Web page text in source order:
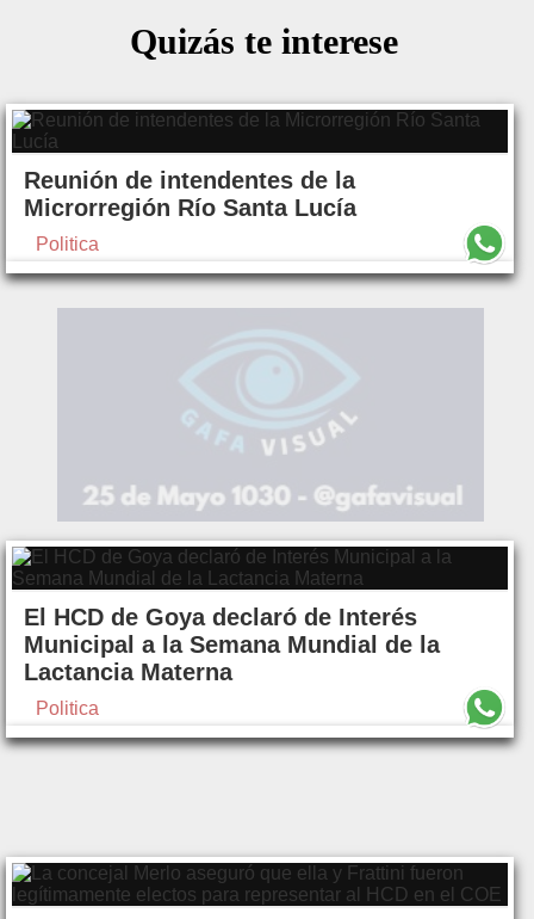
Quizás te interese
Reunión de intendentes de la
Microrregión Río Santa Lucía
Politica
El HCD de Goya declaró de Interés
Municipal a la Semana Mundial de la
Lactancia Materna
Politica